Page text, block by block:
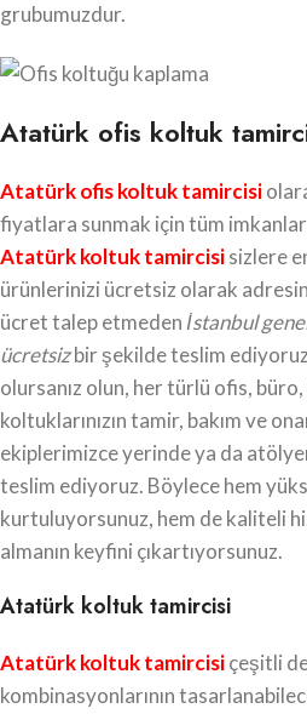
grubumuzdur.
Atatürk ofis koltuk
Atatürk ofis koltuk tamircisi
fiyatlara sunmak için tüm
Atatürk koltuk tamircisisizlere
ürünlerinizi ücretsiz olarak
ücret talep etmedenİstanbul
ücretsizbir şekilde teslim
olursanız olun, her türlü ofis,
koltuklarınızın tamir, bakım ve
ekiplerimizce yerinde ya da
teslim ediyoruz. Böylece hem
kurtuluyorsunuz, hem de kaliteli
almanın keyfini çıkartıyorsunuz.
Atatürk koltuk tamircisi
Atatürk koltuk tamircisiçeşitli
kombinasyonlarının